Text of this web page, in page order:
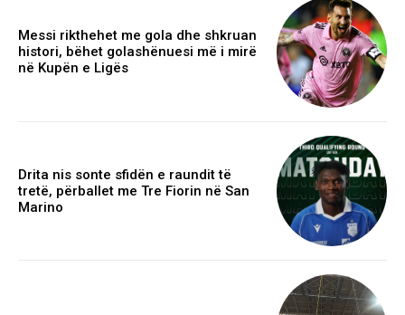
Messi rikthehet me gola dhe shkruan
histori, bëhet golashënuesi më i mirë
në Kupën e Ligës
Drita nis sonte sfidën e raundit të
tretë, përballet me Tre Fiorin në San
Marino